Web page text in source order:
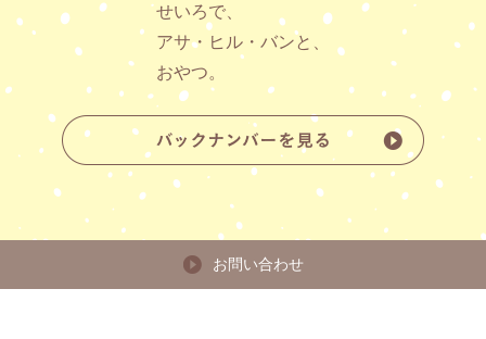
せいろで、
アサ・ヒル・バンと、
おやつ。
お問い合わせ